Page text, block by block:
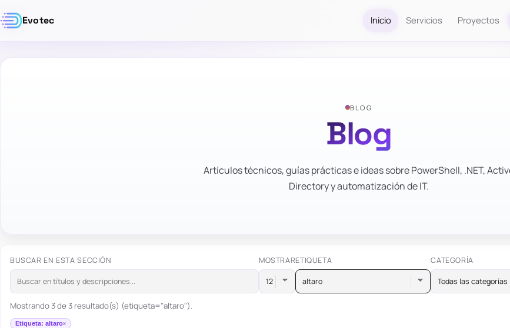
Evotec Inicio Servicios Proyectos
BLOG
Blog
Artículos técnicos, guías prácticas e ideas sobre PowerShell, .NET,
Directory y automatización de IT.
BUSCAR EN ESTA SECCIÓN MOSTRARETIQUETA
altaro
CATEGORÍA
Todas las categorías
Mostrando 3 de 3 resultado(s) (etiqueta="altaro").
Etiqueta: altaro